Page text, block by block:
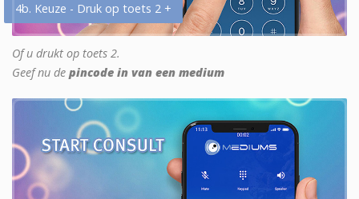
4b. Keuze - Druk op toets 2 +
Of u drukt op toets 2.
Geef nu de pincode in van een medium